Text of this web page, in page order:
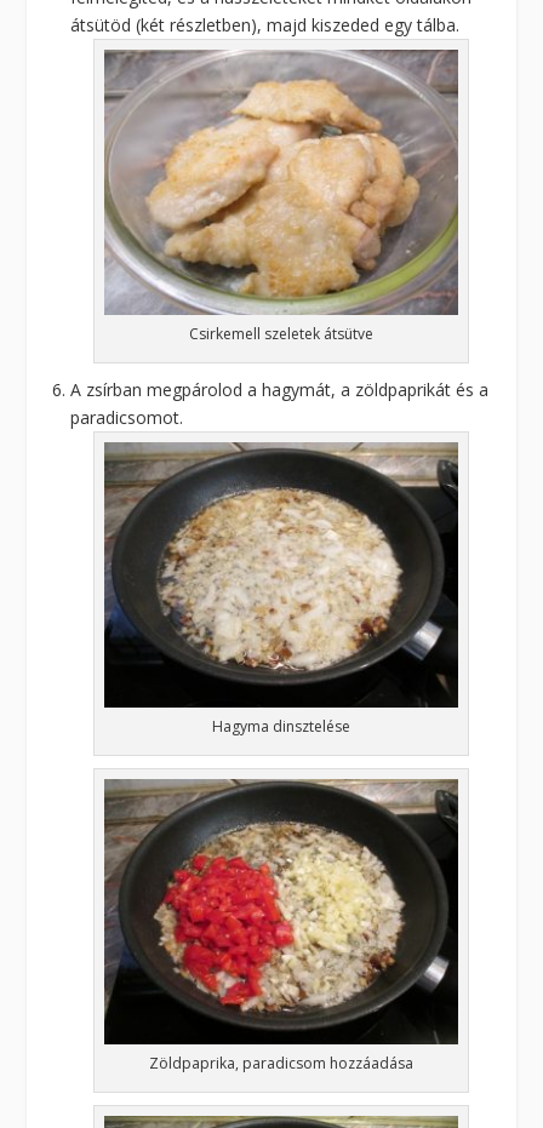
átsütöd (két részletben), majd kiszeded egy tálba.
Csirkemell szeletek átsütve
A zsírban megpárolod a hagymát, a zöldpaprikát és a
paradicsomot.
Hagyma dinsztelése
Zöldpaprika, paradicsom hozzáadása